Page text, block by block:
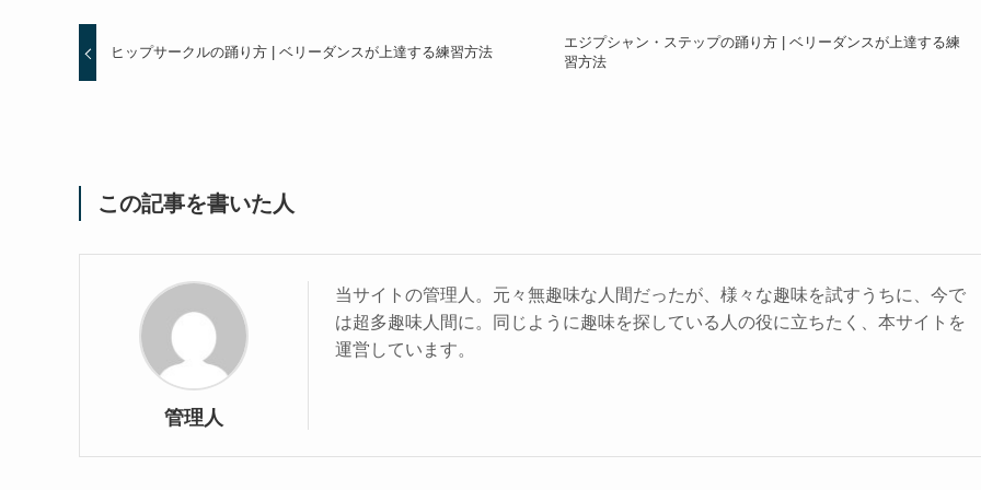
ヒップサークルの踊り方 | ベリーダンスが上達する練習方法
エジプシャン・ステップの踊り方 | ベリーダンスが上達する練
習方法
この記事を書いた人
管理人
当サイトの管理人。元々無趣味な人間だったが、様々な趣味を試すうちに、今で
は超多趣味人間に。同じように趣味を探している人の役に立ちたく、本サイトを
運営しています。